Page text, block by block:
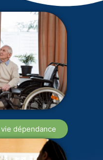
dépendance